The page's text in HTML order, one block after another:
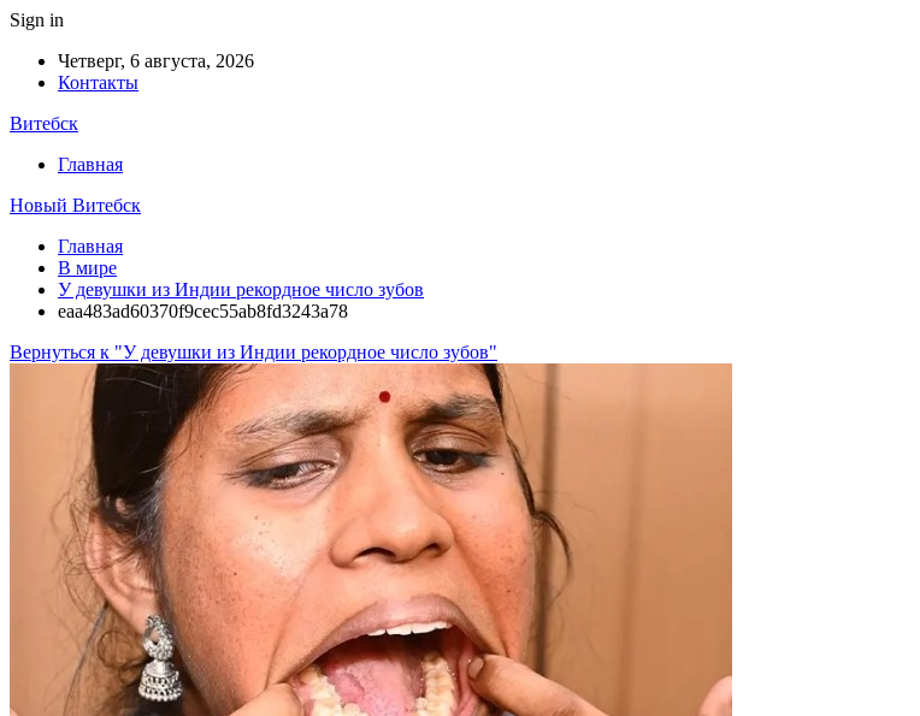
Sign in
Четверг, 6 августа, 2026
Контакты
Витебск
Главная
Новый Витебск
Главная
В мире
У девушки из Индии рекордное число зубов
eaa483ad60370f9cec55ab8fd3243a78
Вернуться к "У девушки из Индии рекордное число зубов"